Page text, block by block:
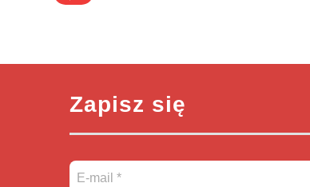
Zapisz się